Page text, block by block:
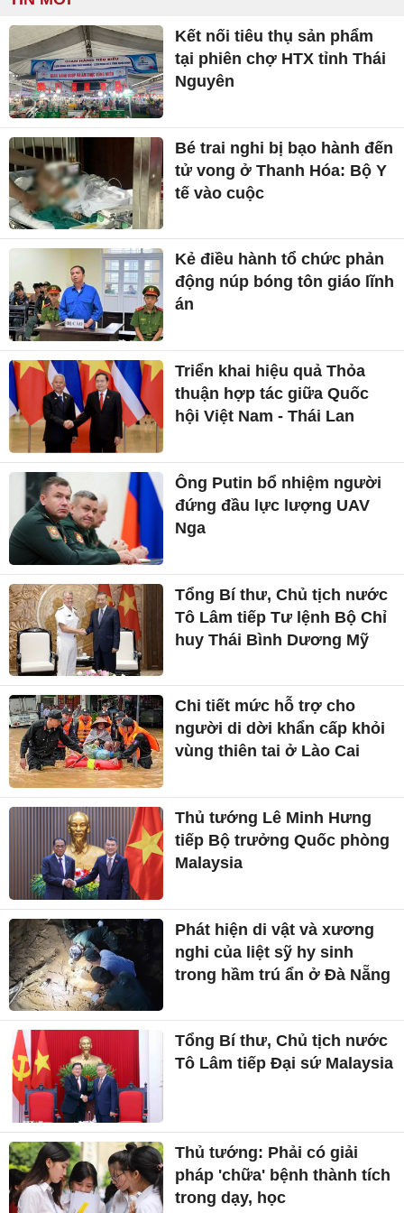
Kết nối tiêu thụ sản phẩm
tại phiên chợ HTX tỉnh Thái
Nguyên
Bé trai nghi bị bạo hành đến
tử vong ở Thanh Hóa: Bộ Y
tế vào cuộc
Kẻ điều hành tổ chức phản
động núp bóng tôn giáo lĩnh
án
Triển khai hiệu quả Thỏa
thuận hợp tác giữa Quốc
hội Việt Nam - Thái Lan
Ông Putin bổ nhiệm người
đứng đầu lực lượng UAV
Nga
Tổng Bí thư, Chủ tịch nước
Tô Lâm tiếp Tư lệnh Bộ Chỉ
huy Thái Bình Dương Mỹ
Chi tiết mức hỗ trợ cho
người di dời khẩn cấp khỏi
vùng thiên tai ở Lào Cai
Thủ tướng Lê Minh Hưng
tiếp Bộ trưởng Quốc phòng
Malaysia
Phát hiện di vật và xương
nghi của liệt sỹ hy sinh
trong hầm trú ẩn ở Đà Nẵng
Tổng Bí thư, Chủ tịch nước
Tô Lâm tiếp Đại sứ Malaysia
Thủ tướng: Phải có giải
pháp 'chữa' bệnh thành tích
trong dạy, học